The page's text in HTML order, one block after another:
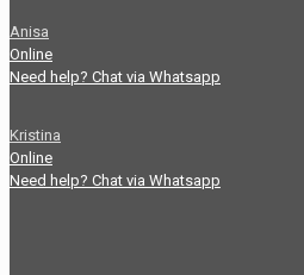
Anisa
Online
Need help? Chat via Whatsapp
Kristina
Online
Need help? Chat via Whatsapp